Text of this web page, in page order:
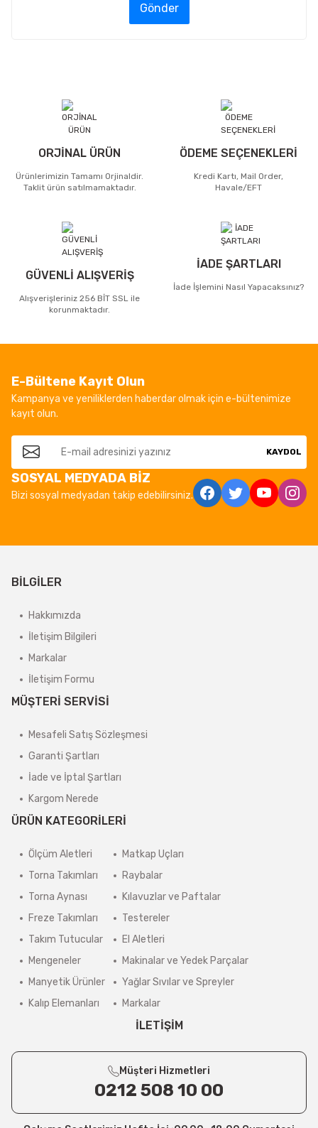
Gönder
ORJİNAL ÜRÜN
Ürünlerimizin Tamamı Orjinaldir.
Taklit ürün satılmamaktadır.
ÖDEME SEÇENEKLERİ
Kredi Kartı, Mail Order,
Havale/EFT
GÜVENLİ ALIŞVERİŞ
Alışverişleriniz 256 BİT SSL ile
korunmaktadır.
İADE ŞARTLARI
İade İşlemini Nasıl Yapacaksınız?
E-Bültene Kayıt Olun
Kampanya ve yeniliklerden haberdar olmak için e-bültenimize
kayıt olun.
KAYDOL
SOSYAL MEDYADA BİZ
Bizi sosyal medyadan takip edebilirsiniz.
BİLGİLER
Hakkımızda
İletişim Bilgileri
Markalar
İletişim Formu
MÜŞTERİ SERVİSİ
Mesafeli Satış Sözleşmesi
Garanti Şartları
İade ve İptal Şartları
Kargom Nerede
ÜRÜN KATEGORİLERİ
Ölçüm Aletleri
Torna Takımları
Torna Aynası
Freze Takımları
Takım Tutucular
Mengeneler
Manyetik Ürünler
Kalıp Elemanları
Matkap Uçları
Raybalar
Kılavuzlar ve Paftalar
Testereler
El Aletleri
Makinalar ve Yedek Parçalar
Yağlar Sıvılar ve Spreyler
Markalar
İLETİŞİM
Müşteri Hizmetleri
0212 508 10 00